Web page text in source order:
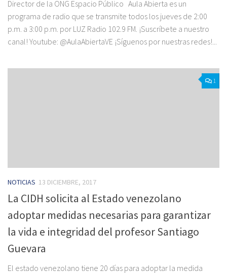
Director de la ONG Espacio Público Aula Abierta es un
programa de radio que se transmite todos los jueves de 2:00
p.m. a 3:00 p.m. por LUZ Radio 102.9 FM. ¡Suscríbete a nuestro
canal! Youtube: @AulaAbiertaVE ¡Síguenos por nuestras redes!...
1
NOTICIAS 13 DICIEMBRE, 2017
La CIDH solicita al Estado venezolano
adoptar medidas necesarias para garantizar
la vida e integridad del profesor Santiago
Guevara
El estado venezolano tiene 20 días para adoptar la medida